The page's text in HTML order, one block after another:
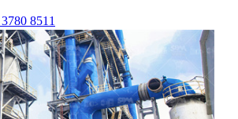
8511